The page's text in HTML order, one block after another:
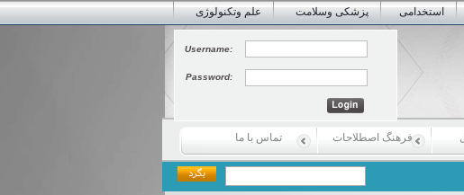
استخدامی پزشکی وسلامت علم وتکنولوژی
Username:
Password:
فرهنگ اصطلاحات تماس با ما